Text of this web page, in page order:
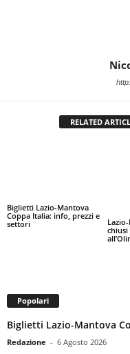
RELATED
Biglietti Lazio-Mantova
Coppa Italia: info, prezzi e
settori
chiusi
Popolari
Biglietti Lazio-Mantova
Redazione - 6 Agosto 2026